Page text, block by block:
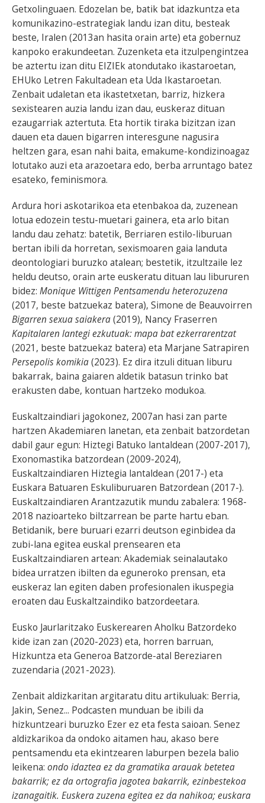
Getxolinguaen. Edozelan be, batik bat idazkuntza eta
komunikazino-estrategiak landu izan ditu, besteak
beste, Iralen (2013an hasita orain arte) eta gobernuz
kanpoko erakundeetan. Zuzenketa eta itzulpengintzea
be aztertu izan ditu EIZIEk atondutako ikastaroetan,
EHUko Letren Fakultadean eta Uda Ikastaroetan.
Zenbait udaletan eta ikastetxetan, barriz, hizkera
sexistearen auzia landu izan dau, euskeraz dituan
ezaugarriak aztertuta. Eta hortik tiraka bizitzan izan
dauen eta dauen bigarren interesgune nagusira
heltzen gara, esan nahi baita, emakume-kondizinoagaz
lotutako auzi eta arazoetara edo, berba arruntago batez
esateko, feminismora.
Ardura hori askotarikoa eta etenbakoa da, zuzenean
lotua edozein testu-muetari gainera, eta arlo bitan
landu dau zehatz: batetik, Berriaren estilo-liburuan
bertan ibili da horretan, sexismoaren gaia landuta
deontologiari buruzko atalean; bestetik, itzultzaile lez
heldu deutso, orain arte euskeratu dituan lau libururen
bidez: Monique Wittigen Pentsamendu heterozuzena
(2017, beste batzuekaz batera), Simone de Beauvoirren
Bigarren sexua saiakera(2019), Nancy Fraserren
Kapitalaren lantegi ezkutuak: mapa bat ezkerrarentzat
(2021, beste batzuekaz batera) eta Marjane Satrapiren
Persepolis komikia(2023). Ez dira itzuli dituan liburu
bakarrak, baina gaiaren aldetik batasun trinko bat
erakusten dabe, kontuan hartzeko modukoa.
Euskaltzaindiari jagokonez, 2007an hasi zan parte
hartzen Akademiaren lanetan, eta zenbait batzordetan
dabil gaur egun: Hiztegi Batuko lantaldean (2007-2017),
Exonomastika batzordean (2009-2024),
Euskaltzaindiaren Hiztegia lantaldean (2017-) eta
Euskara Batuaren Eskuliburuaren Batzordean (2017-).
Euskaltzaindiaren Arantzazutik mundu zabalera: 1968-
2018 nazioarteko biltzarrean be parte hartu eban.
Betidanik, bere buruari ezarri deutson eginbidea da
zubi-lana egitea euskal prensearen eta
Euskaltzaindiaren artean: Akademiak seinalautako
bidea urratzen ibilten da eguneroko prensan, eta
euskeraz lan egiten daben profesionalen ikuspegia
eroaten dau Euskaltzaindiko batzordeetara.
Eusko Jaurlaritzako Euskerearen Aholku Batzordeko
kide izan zan (2020-2023) eta, horren barruan,
Hizkuntza eta Generoa Batzorde-atal Bereziaren
zuzendaria (2021-2023).
Zenbait aldizkaritan argitaratu ditu artikuluak: Berria,
Jakin, Senez... Podcasten munduan be ibili da
hizkuntzeari buruzko Ezer ez eta festa saioan. Senez
aldizkarikoa da ondoko aitamen hau, akaso bere
pentsamendu eta ekintzearen laburpen bezela balio
leikena: ondo idaztea ez da gramatika arauak betetea
bakarrik; ez da ortografia jagotea bakarrik, ezinbestekoa
izanagaitik. Euskera zuzena egitea ez da nahikoa; euskara